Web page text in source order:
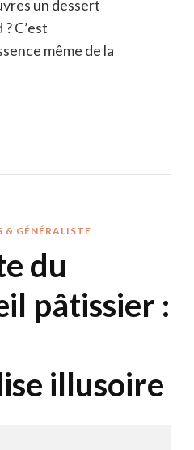
un dessert
C’est
même de la
GÉNÉRALISTE
du
pâtissier :
illusoire